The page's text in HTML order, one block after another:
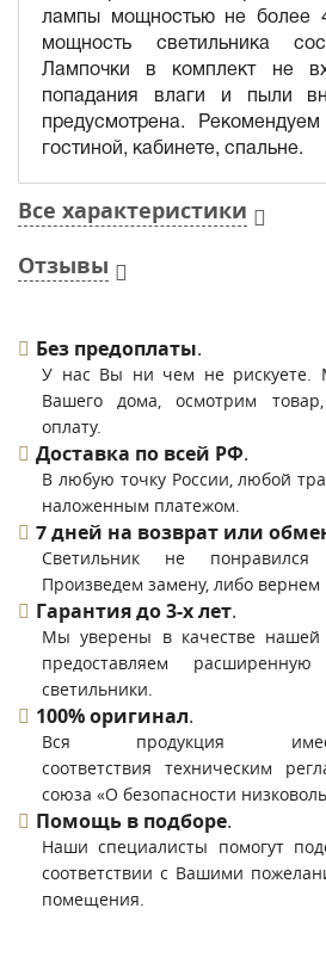
лампы мощностью не более
мощность светильника
Лампочки в комплект не
попадания влаги и пыли
предусмотрена.
гостиной, кабинете, спальне.
Все характеристики
Отзывы
Без предоплаты.
У нас Вы ни чем не рискуете.
Вашего дома, осмотрим
оплату.
Доставка по всей РФ.
В любую точку России, любой
наложенным платежом.
7 дней на возврат или
Светильник не
Произведем замену, либо вернем
Гарантия до 3-х лет.
Мы уверены в качестве нашей
предоставляем
светильники.
100% оригинал.
Вся продукция
соответствия техническим
союза «О безопасности
Помощь в подборе.
Наши специалисты помогут
соответствии с Вашими
помещения.